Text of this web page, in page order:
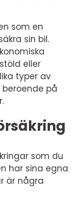
som en
sin bil.
eller
typer av
på
som du
har sina egna
är några